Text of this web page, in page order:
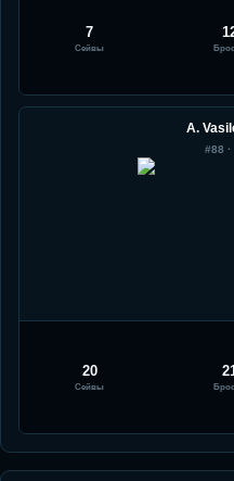
7
Сейвы
A.
#88 ·
20
Сейвы